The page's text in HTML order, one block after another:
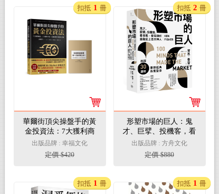
華爾街頂尖操盤手的黃
金投資法：7大獲利商
品、2大操作手法，金
融危機下的致富之鑰
【附贈入門別冊：
灣黃金投資，第一次操
作就上手！】
出版品牌 : 幸福文化
定價 $420
扣抵 1 冊
形塑市場的巨人：鬼
才、巨擘、投機客，看
肯恩．費雪剖析金融史
上百大神人
出版品牌 : 方舟文化
定價 $880
扣抵 2 冊
扣抵 1 冊 扣抵 1 冊